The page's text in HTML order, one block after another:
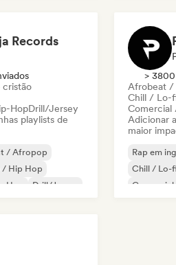
Records
cristão
HopDrill/Jersey
playlists de
/ Afropop
/ Hip Hop
Hop
Drill/Jersey
>
Afrobeat /
Chill / Lo-
Comercial
Adicionar
maior
Rap em
Chill / Lo-
Comercial